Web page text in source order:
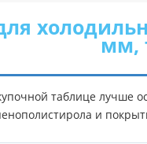
мм,
таблице
и